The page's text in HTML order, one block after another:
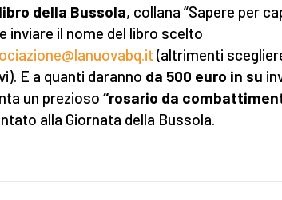
della Bussola, collana “Sapere per
inviare il nome del libro scelto
(altrimenti
E a quanti daranno da 500 euro in su
un prezioso “rosario da
alla Giornata della Bussola.